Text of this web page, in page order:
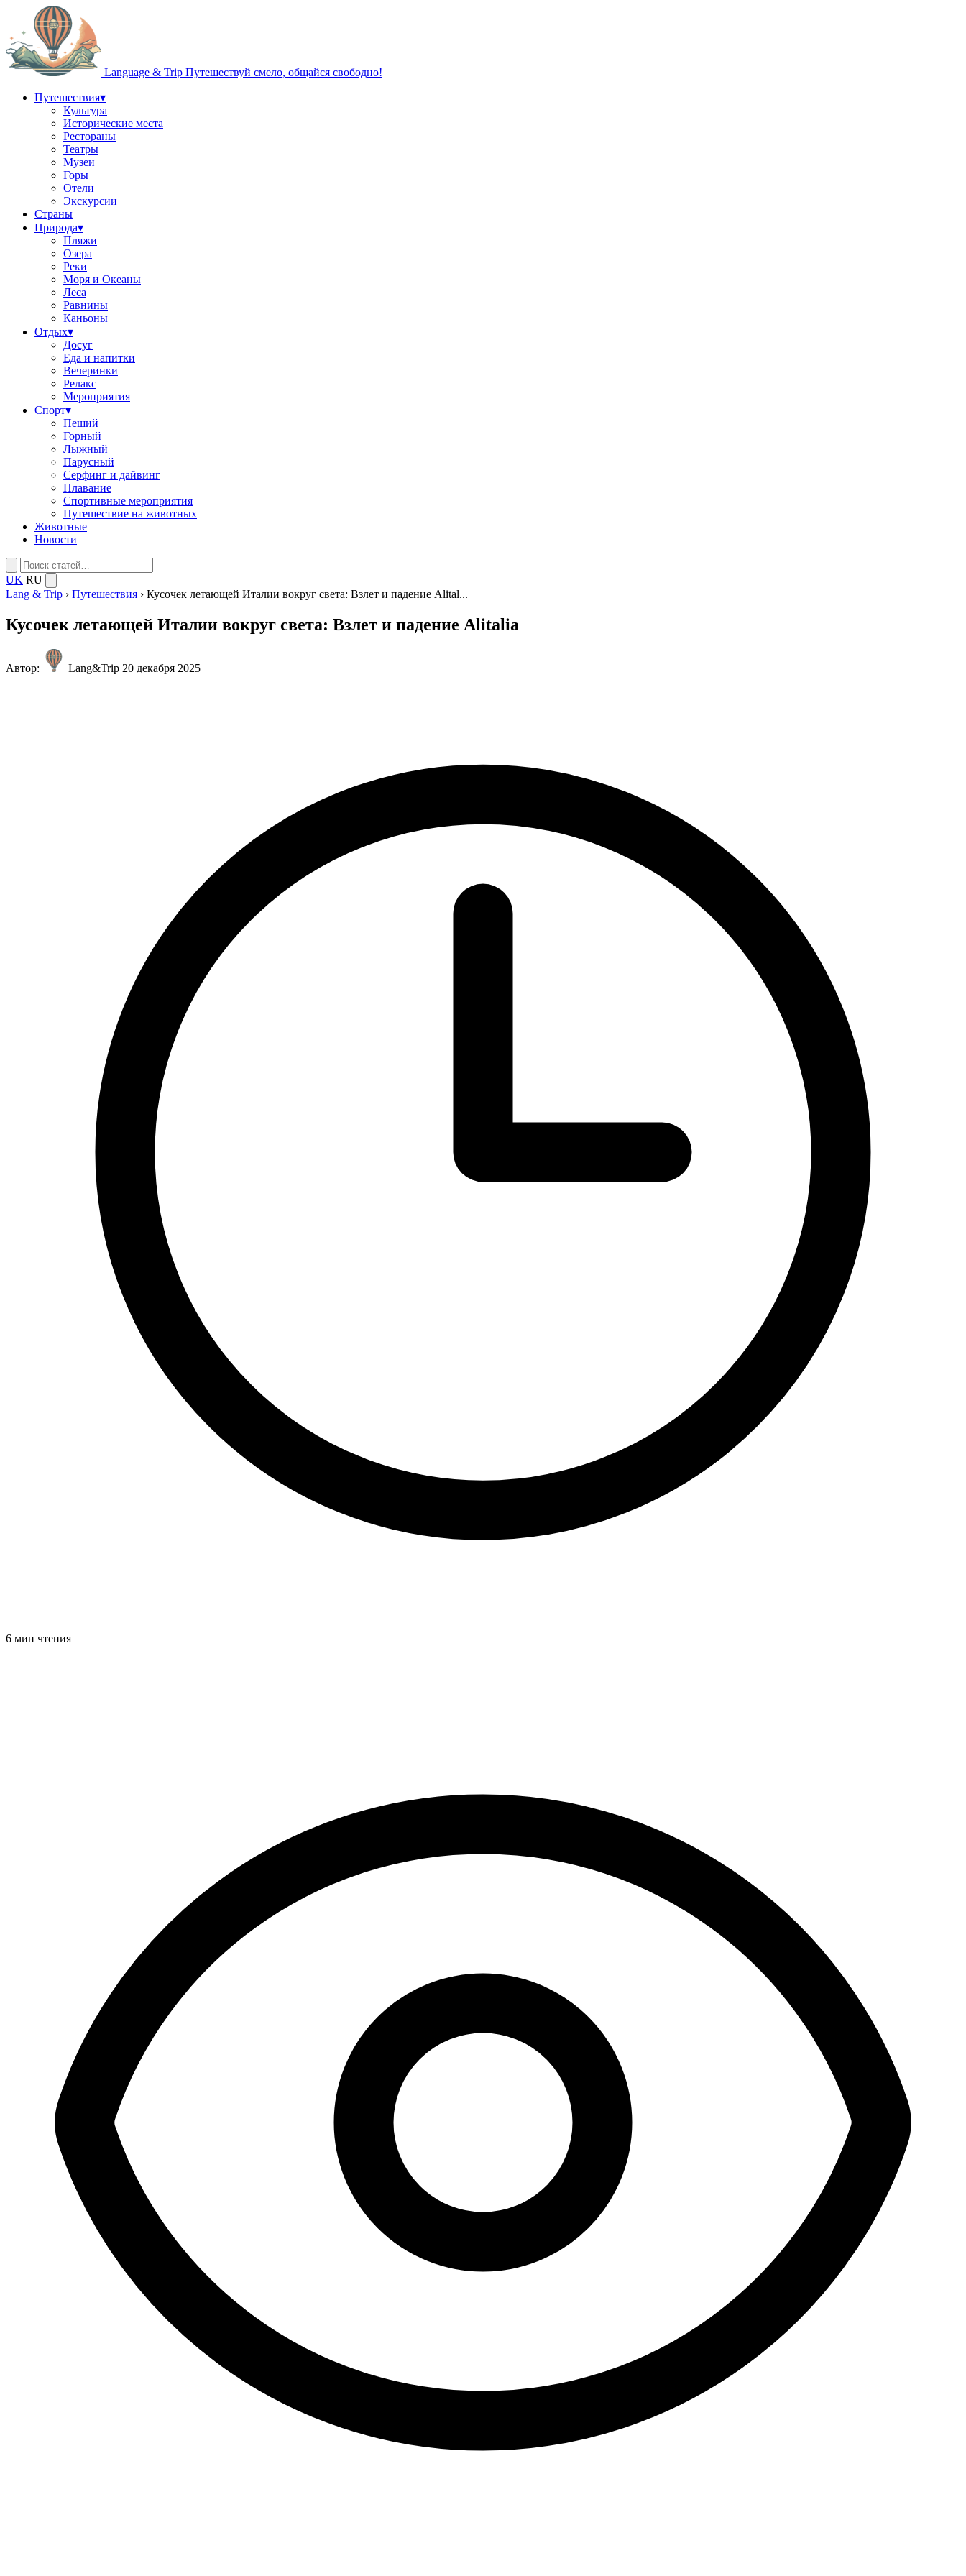
Language & Trip Путешествуй смело, общайся свободно!
Путешествия▾
Культура
Исторические места
Рестораны
Театры
Музеи
Горы
Отели
Экскурсии
Страны
Природа▾
Пляжи
Озера
Реки
Моря и Океаны
Леса
Равнины
Каньоны
Отдых▾
Досуг
Еда и напитки
Вечеринки
Релакс
Мероприятия
Спорт▾
Пеший
Горный
Лыжный
Парусный
Серфинг и дайвинг
Плавание
Спортивные мероприятия
Путешествие на животных
Животные
Новости
UK RU
Lang & Trip › Путешествия › Кусочек летающей Италии вокруг света: Взлет и падение Alital...
Кусочек летающей Италии вокруг света: Взлет и падение Alitalia
Автор: Lang&Trip 20 декабря 2025
6 мин чтения